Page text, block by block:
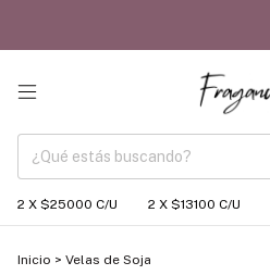
2 X $25000 C/U 2 X $13100 C/U
Inicio > Velas de Soja